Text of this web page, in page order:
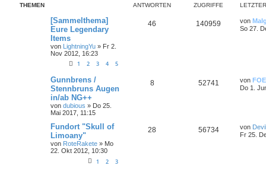
THEMEN ANTWORTEN ZUGRIFFE
[Sammelthema]
Eure Legendary
Items
von LightningYu » Fr 2.
Nov 2012, 16:23
1 2 3 4 5
46 140959 von
So 27.
Gunnbrens /
Stennbruns Augen
in/ab NG++
von dubious » Do 25.
Mai 2017, 11:15
8 52741 von FOE
Do 1.
Fundort "Skull of
Limoany"
von RoteRakete » Mo
22. Okt 2012, 10:30
1 2 3
28 56734 von
Fr 25.